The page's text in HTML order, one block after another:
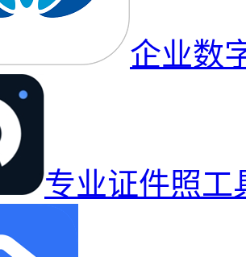
企业数
专业证件照工